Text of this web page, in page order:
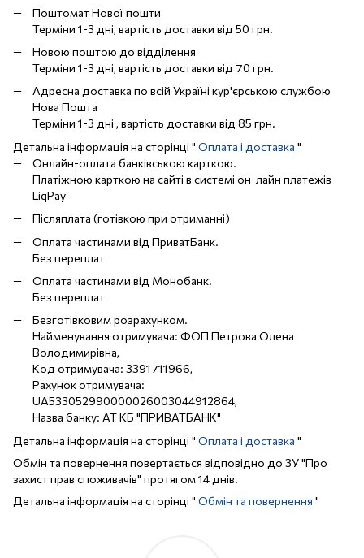
Поштомат Нової пошти
Терміни 1-3 дні, вартість доставки від 50 грн.
Новою поштою до відділення
Терміни 1-3 дні, вартість доставки від 70 грн.
Адресна доставка по всій Україні кур'єрською службою
Нова Пошта
Терміни 1-3 дні , вартість доставки від 85 грн.
Детальна інформація на сторінці " Оплата і доставка "
Онлайн-оплата банківською карткою.
Платіжною карткою на сайті в системі он-лайн платежів
LiqPay
Післяплата (готівкою при отриманні)
Оплата частинами від ПриватБанк.
Без переплат
Оплата частинами від Монобанк.
Без переплат
Безготівковим розрахунком.
Найменування отримувача: ФОП Петрова Олена
Володимирівна,
Код отримувача: 3391711966,
Рахунок отримувача:
UA533052990000026003044912864,
Назва банку: АТ КБ "ПРИВАТБАНК"
Детальна інформація на сторінці " Оплата і доставка "
Обмін та повернення повертається відповідно до ЗУ "Про
захист прав споживачів" протягом 14 днів.
Детальна інформація на сторінці " Обмін та повернення "